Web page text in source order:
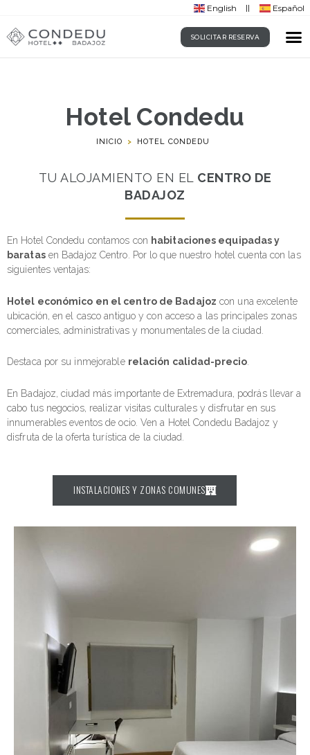
English Español
SOLICITAR RESERVA
Hotel Condedu
INICIO > HOTEL CONDEDU
TU ALOJAMIENTO EN EL CENTRO DE
BADAJOZ
En Hotel Condedu contamos con habitaciones equipadas y
baratasen Badajoz Centro. Por lo que nuestro hotel cuenta con las
siguientes ventajas:
Hotel económico en el centro de Badajoz con una excelente
ubicación, en el casco antiguo y con acceso a las principales zonas
comerciales, administrativas y monumentales de la ciudad.
Destaca por su inmejorable relación calidad-precio.
En Badajoz, ciudad más importante de Extremadura, podrás llevar a
cabo tus negocios, realizar visitas culturales y disfrutar en sus
innumerables eventos de ocio. Ven a Hotel Condedu Badajoz y
disfruta de la oferta turística de la ciudad.
INSTALACIONES Y ZONAS COMUNES